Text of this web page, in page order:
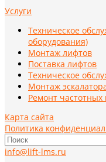
Услуги
Техническое
оборудования)
Монтаж лифтов
Поставка лифтов
Техническое
Монтаж
Ремонт
Карта сайта
Политика
info@lift-lms.ru